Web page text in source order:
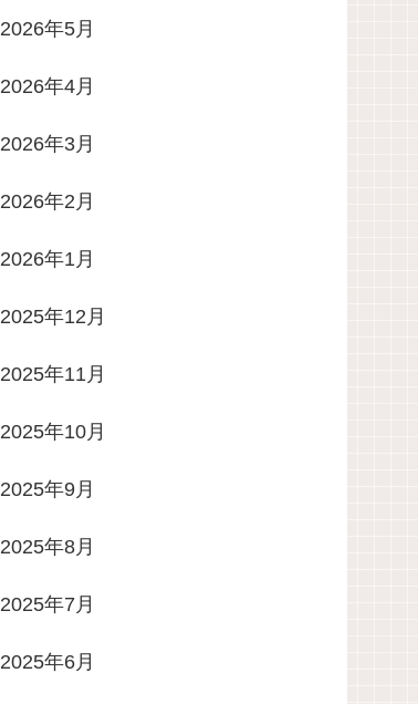
2026年5月
2026年4月
2026年3月
2026年2月
2026年1月
2025年12月
2025年11月
2025年10月
2025年9月
2025年8月
2025年7月
2025年6月